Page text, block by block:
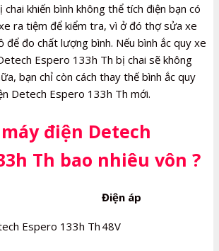
chai khiến bình không thể tích điện bạn có
ra tiệm để kiểm tra, vì ở đó thợ sửa xe
để đo chất lượng bình. Nếu bình ắc quy xe
Espero 133h Th bị chai sẽ không
bạn chỉ còn cách thay thế bình ắc quy
Detech Espero 133h Th mới.
máy điện Detech
Th bao nhiêu vôn ?
Điện áp
Espero 133h Th 48V